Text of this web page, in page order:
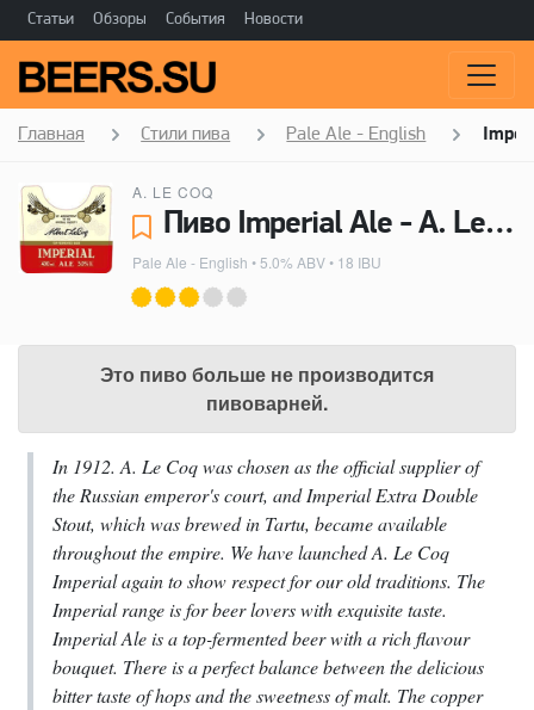
Статьи Обзоры События Новости
Главная Стили пива Pale Ale - English
A. LE COQ
Пиво Imperial Ale - A. Le Coq
Pale Ale - English • 5.0% ABV • 18 IBU
Это пиво больше не производится
пивоварней.
In 1912. A. Le Coq was chosen as the official supplier of
the Russian emperor's court, and Imperial Extra Double
Stout, which was brewed in Tartu, became available
throughout the empire. We have launched A. Le Coq
Imperial again to show respect for our old traditions. The
Imperial range is for beer lovers with exquisite taste.
Imperial Ale is a top-fermented beer with a rich flavour
bouquet. There is a perfect balance between the delicious
bitter taste of hops and the sweetness of malt. The copper